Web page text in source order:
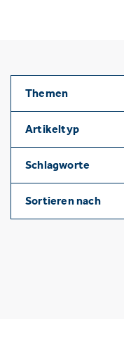
Themen
Artikeltyp
Schlagworte
Sortieren nach